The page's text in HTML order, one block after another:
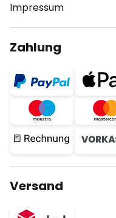
Impressum
Zahlung
Versand